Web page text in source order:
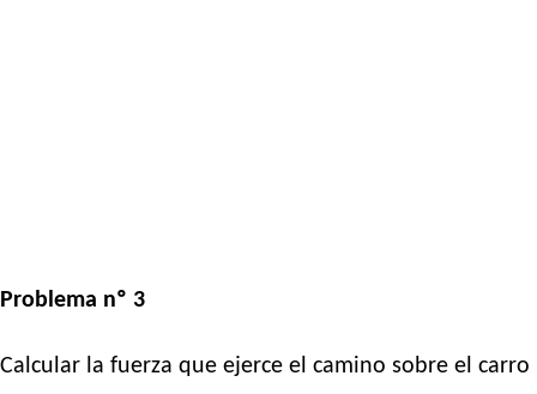
Problema nº 3
Calcular la fuerza que ejerce el camino sobre el carro